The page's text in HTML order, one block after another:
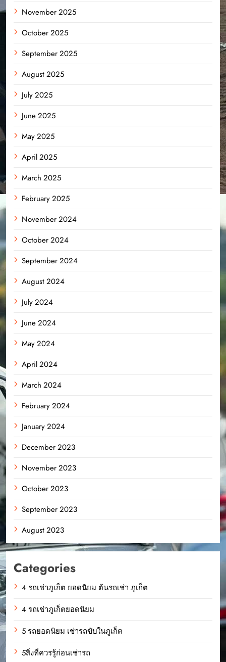
November 2025
October 2025
September 2025
August 2025
July 2025
June 2025
May 2025
April 2025
March 2025
February 2025
November 2024
October 2024
September 2024
August 2024
July 2024
June 2024
May 2024
April 2024
March 2024
February 2024
January 2024
December 2023
November 2023
October 2023
September 2023
August 2023
Categories
4 รถเช่าภูเก็ต ยอดนิยม ต้นรถเช่า ภูเก็ต
4 รถเช่าภูเก็ตยอดนิยม
5 รถยอดนิยม เช่ารถขับในภูเก็ต
5สิ่งที่ควรรู้ก่อนเช่ารถ